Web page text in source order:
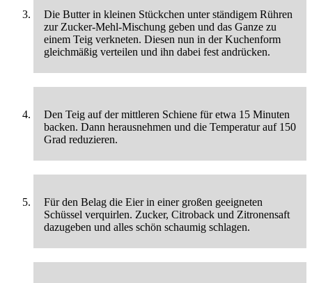
Die Butter in kleinen Stückchen unter ständigem Rühren
zur Zucker-Mehl-Mischung geben und das Ganze zu
einem Teig verkneten. Diesen nun in der Kuchenform
gleichmäßig verteilen und ihn dabei fest andrücken.
Den Teig auf der mittleren Schiene für etwa 15 Minuten
backen. Dann herausnehmen und die Temperatur auf 150
Grad reduzieren.
Für den Belag die Eier in einer großen geeigneten
Schüssel verquirlen. Zucker, Citroback und Zitronensaft
dazugeben und alles schön schaumig schlagen.